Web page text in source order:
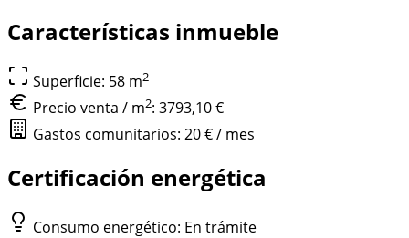
Características inmueble
Superficie: 58 m2
Precio venta / m2: 3793,10 €
Gastos comunitarios: 20 € / mes
Certificación energética
Consumo energético: En trámite